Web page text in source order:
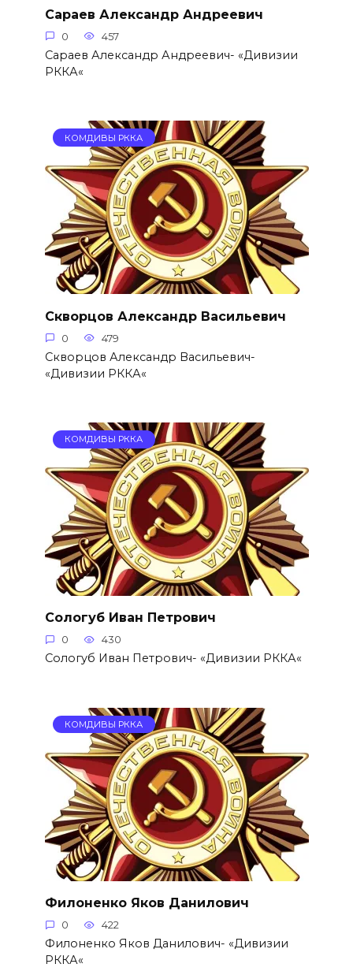
Сараев Александр Андреевич
0 457
Сараев Александр Андреевич- «Дивизии
РККА«
КОМДИВЫ РККА
Скворцов Александр Васильевич
0 479
Скворцов Александр Васильевич-
«Дивизии РККА«
КОМДИВЫ РККА
Сологуб Иван Петрович
0 430
Сологуб Иван Петрович- «Дивизии РККА«
КОМДИВЫ РККА
Филоненко Яков Данилович
0 422
Филоненко Яков Данилович- «Дивизии
РККА«